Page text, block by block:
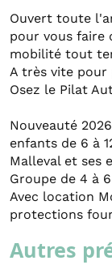
Ouvert toute
pour vous faire
mobilité tout
A très vite pour
Osez le Pilat
Nouveauté
enfants de 6 à
Malleval et ses
Groupe de 4 à
Avec location
protections
Autres